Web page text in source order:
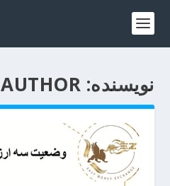
نویسنده: AUTHOR